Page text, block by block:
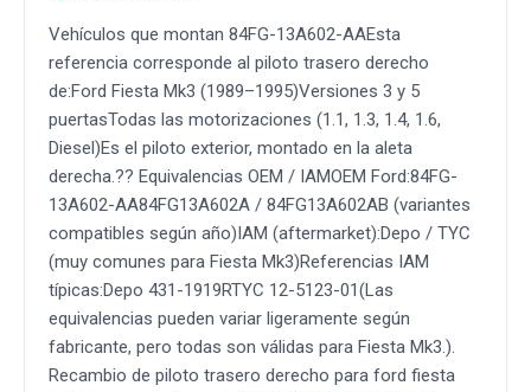
Vehículos que montan 84FG-13A602-AAEsta
referencia corresponde al piloto trasero derecho
de:Ford Fiesta Mk3 (1989–1995)Versiones 3 y 5
puertasTodas las motorizaciones (1.1, 1.3, 1.4, 1.6,
Diesel)Es el piloto exterior, montado en la aleta
derecha.?? Equivalencias OEM / IAMOEM Ford:84FG-
13A602-AA84FG13A602A / 84FG13A602AB (variantes
compatibles según año)IAM (aftermarket):Depo / TYC
(muy comunes para Fiesta Mk3)Referencias IAM
típicas:Depo 431-1919RTYC 12-5123-01(Las
equivalencias pueden variar ligeramente según
fabricante, pero todas son válidas para Fiesta Mk3.).
Recambio de piloto trasero derecho para ford fiesta